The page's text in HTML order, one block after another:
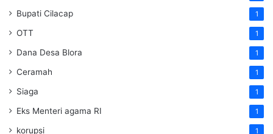
Bupati Cilacap 1
OTT 1
Dana Desa Blora 1
Ceramah 1
Siaga 1
Eks Menteri agama RI 1
korupsi 1